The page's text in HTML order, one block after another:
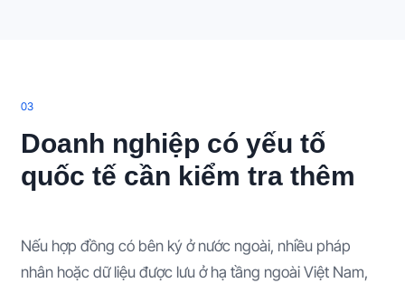
03
Doanh nghiệp có yếu tố
quốc tế cần kiểm tra thêm
Nếu hợp đồng có bên ký ở nước ngoài, nhiều pháp
nhân hoặc dữ liệu được lưu ở hạ tầng ngoài Việt Nam,